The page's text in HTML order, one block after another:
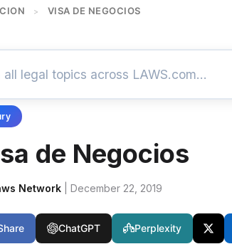
> VISA DE NEGOCIOS
de Negocios
Network | December 22, 2019
ChatGPT Perplexity